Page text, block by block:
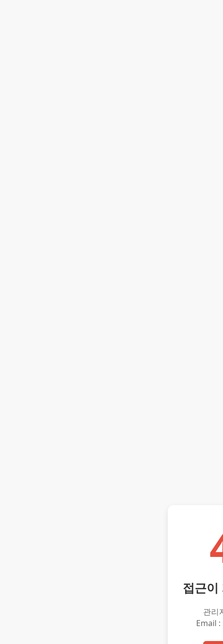
접근이
관리
Email